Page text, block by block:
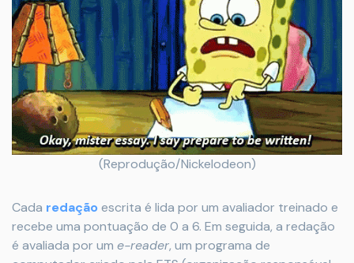
(Reprodução/Nickelodeon)
Cada redação escrita é ​​lida por um avaliador treinado e
recebe uma pontuação de 0 a 6. Em seguida, a redação
é avaliada por um e-reader, um programa de